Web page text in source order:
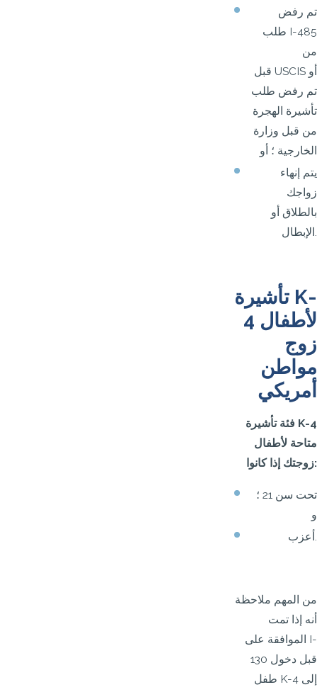
تم رفض
طلب I-485
من
قبل USCIS أو
تم رفض طلب
تأشيرة الهجرة
من قبل وزارة
الخارجية ؛ أو
يتم إنهاء
زواجك
بالطلاق أو
الإبطال.
تأشيرة K-
4 لأطفال
زوج
مواطن
أمريكي
فئة تأشيرة K-4
متاحة لأطفال
زوجتك إذا كانوا:
تحت سن 21 ؛
و
أعزب.
من المهم ملاحظة
أنه إذا تمت
الموافقة على I-
130 قبل دخول
طفل K-4 إلى